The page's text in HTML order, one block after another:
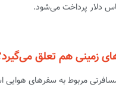
دلار پرداخت می‌شود.
زمینی هم تعلق
مربوط به سفرهای